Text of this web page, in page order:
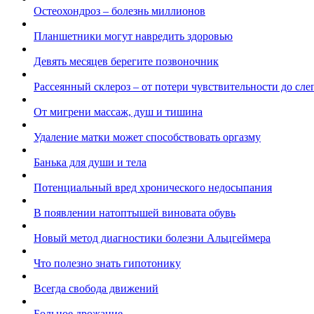
Остеохондроз – болезнь миллионов
Планшетники могут навредить здоровью
Девять месяцев берегите позвоночник
Рассеянный склероз – от потери чувствительности до
От мигрени массаж, душ и тишина
Удаление матки может способствовать оргазму
Банька для души и тела
Потенциальный вред хронического недосыпания
В появлении натоптышей виновата обувь
Новый метод диагностики болезни Альцгеймера
Что полезно знать гипотонику
Всегда свобода движений